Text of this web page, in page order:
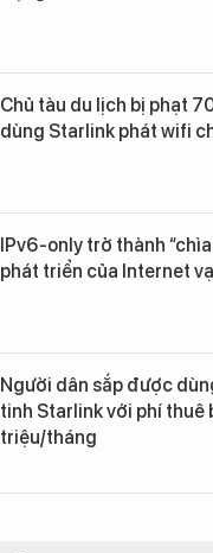
Chủ tàu du lịch bị phạt
dùng Starlink phát wifi
IPv6-only trở thành
phát triển của Internet
Người dân sắp được
tinh Starlink với phí thuê
triệu/tháng